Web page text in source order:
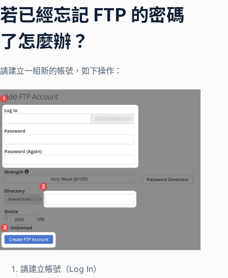
若已經忘記 FTP 的密碼
了怎麼辦？
請建立一組新的帳號，如下操作：
請建立帳號（Log In）